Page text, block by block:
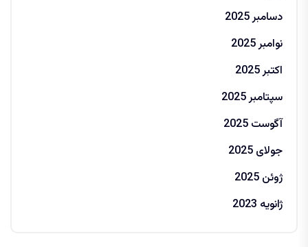
دسامبر 2025
نوامبر 2025
اکتبر 2025
سپتامبر 2025
آگوست 2025
جولای 2025
ژوئن 2025
ژانویه 2023